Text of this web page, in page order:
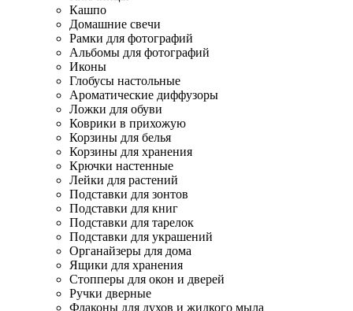
Кашпо
Домашние свечи
Рамки для фотографий
Альбомы для фотографий
Иконы
Глобусы настольные
Ароматические диффузоры
Ложки для обуви
Коврики в прихожую
Корзины для белья
Корзины для хранения
Крючки настенные
Лейки для растений
Подставки для зонтов
Подставки для книг
Подставки для тарелок
Подставки для украшений
Органайзеры для дома
Ящики для хранения
Стопперы для окон и дверей
Ручки дверные
Флаконы для духов и жидкого мыла